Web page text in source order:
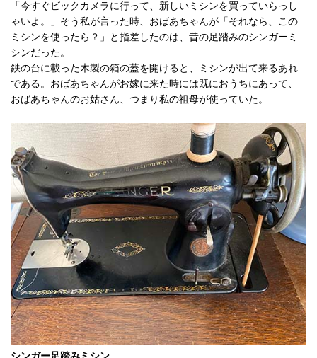
「今すぐビックカメラに行って、新しいミシンを買っていらっし
ゃいよ。」そう私が言った時、おばあちゃんが「それなら、この
ミシンを使ったら？」と指差したのは、昔の足踏みのシンガーミ
シンだった。
鉄の台に載った木製の箱の蓋を開けると、ミシンが出て来るあれ
である。おばあちゃんがお嫁に来た時には既におうちにあって、
おばあちゃんのお姑さん、つまり私の祖母が使っていた。